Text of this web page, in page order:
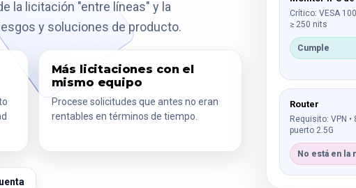
la licitación "entre líneas" y la
y soluciones de producto.
Más licitaciones con el
mismo equipo
Procese solicitudes que antes no eran
rentables en términos de tiempo.
Crítico: VESA
≥ 250 nits
Cumple
Router
Requisito: VPN •
puerto 2.5G
No está en la